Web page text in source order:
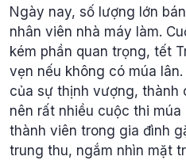
Ngày nay, số lượng lớn
nhân viên nhà máy làm.
kém phần quan trọng, tết
vẹn nếu không có múa
của sự thịnh vượng, thành
nên rất nhiều cuộc thi
thành viên trong gia đình
trung thu, ngắm nhìn mặt